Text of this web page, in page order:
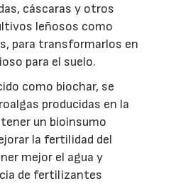
cáscaras y otros
leñosos como
para transformarlos en
para el suelo.
como biochar, se
producidas en la
un bioinsumo
la fertilidad del
mejor el agua y
de fertilizantes